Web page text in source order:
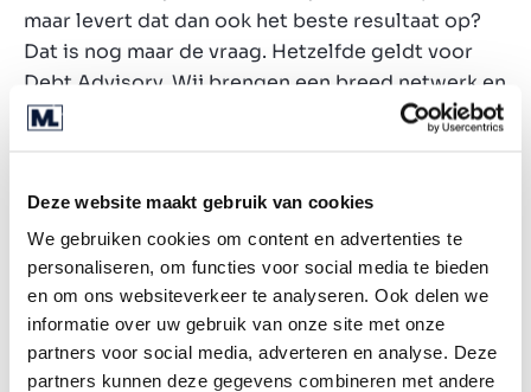
Deze website maakt gebruik van cookies
We gebruiken cookies om content en advertenties te
personaliseren, om functies voor social media te bieden
en om ons websiteverkeer te analyseren. Ook delen we
informatie over uw gebruik van onze site met onze
partners voor social media, adverteren en analyse. Deze
partners kunnen deze gegevens combineren met andere
maar levert dat dan ook het beste resultaat op?
Dat is nog maar de vraag. Hetzelfde geldt voor
Debt Advisory. Wij brengen een breed netwerk en
diepgaande expertise mee, waardoor we
voorwaarden af te spreken.
We nemen het complexe financieringsproces uit
handen, zodat de ondernemer zich kan richten op
de groei van het bedrijf. Ondernemers die zelf de
financiering regelen, lopen het risico dat niet de
best mogelijke voorwaarden worden